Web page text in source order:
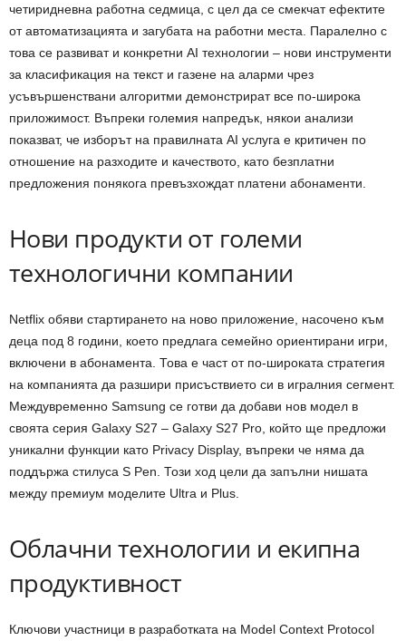
четиридневна работна седмица, с цел да се смекчат ефектите
от автоматизацията и загубата на работни места. Паралелно с
това се развиват и конкретни AI технологии – нови инструменти
за класификация на текст и газене на аларми чрез
усъвършенствани алгоритми демонстрират все по-широка
приложимост. Въпреки големия напредък, някои анализи
показват, че изборът на правилната AI услуга е критичен по
отношение на разходите и качеството, като безплатни
предложения понякога превъзхождат платени абонаменти.
Нови продукти от големи
технологични компании
Netflix обяви стартирането на ново приложение, насочено към
деца под 8 години, което предлага семейно ориентирани игри,
включени в абонамента. Това е част от по-широката стратегия
на компанията да разшири присъствието си в игралния сегмент.
Междувременно Samsung се готви да добави нов модел в
своята серия Galaxy S27 – Galaxy S27 Pro, който ще предложи
уникални функции като Privacy Display, въпреки че няма да
поддържа стилуса S Pen. Този ход цели да запълни нишата
между премиум моделите Ultra и Plus.
Облачни технологии и екипна
продуктивност
Ключови участници в разработката на Model Context Protocol